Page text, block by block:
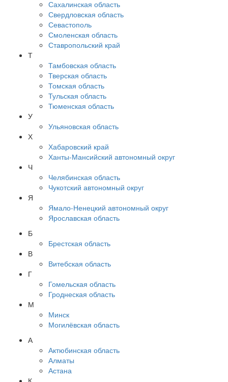
Сахалинская область
Свердловская область
Севастополь
Смоленская область
Ставропольский край
Т
Тамбовская область
Тверская область
Томская область
Тульская область
Тюменская область
У
Ульяновская область
Х
Хабаровский край
Ханты-Мансийский автономный округ
Ч
Челябинская область
Чукотский автономный округ
Я
Ямало-Ненецкий автономный округ
Ярославская область
Б
Брестская область
В
Витебская область
Г
Гомельская область
Гроднеская область
М
Минск
Могилёвская область
А
Актюбинская область
Алматы
Астана